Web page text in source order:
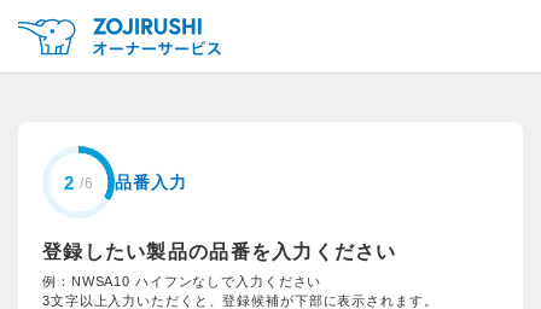
品番入力
登録したい製品の品番を入力ください
例：NWSA10 ハイフンなしで入力ください
3文字以上入力いただくと、登録候補が下部に表示されます。